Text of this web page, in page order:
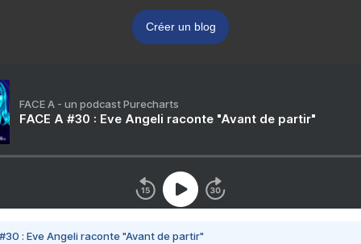
Créer un blog
FACE A - un podcast Purecharts
FACE A #30 : Eve Angeli raconte "Avant de partir"
#30 : Eve Angeli raconte "Avant de partir"